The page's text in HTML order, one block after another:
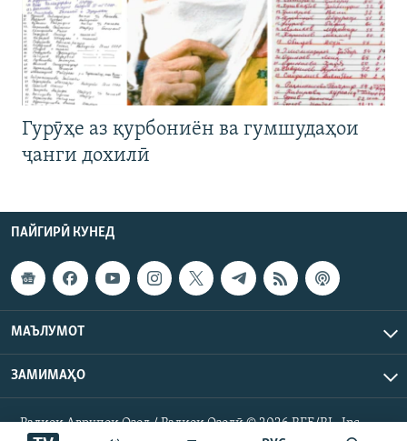
Гурӯҳе аз қурбониён ва гумшудаҳои
ҷанги дохилӣ
ПАЙГИРӢ КУНЕД
МАЪЛУМОТ
ЗАМИМАҲО
Радиои Аврупои Озод / Радиои Озодӣ © 2026 RFE/RL. Inc.